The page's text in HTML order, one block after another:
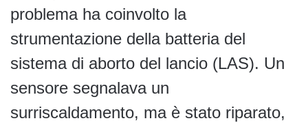
problema ha coinvolto la
strumentazione della batteria del
sistema di aborto del lancio (LAS). Un
sensore segnalava un
surriscaldamento, ma è stato riparato,